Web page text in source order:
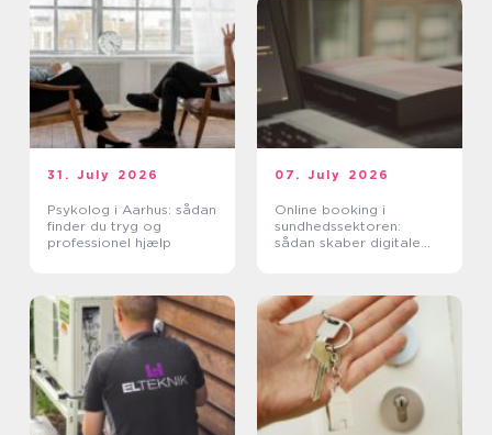
31. July 2026
Psykolog i Aarhus: sådan
finder du tryg og
professionel hjælp
07. July 2026
Online booking i
sundhedssektoren:
sådan skaber digitale